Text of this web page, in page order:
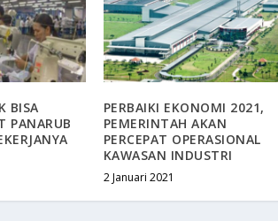
BISA
PANARUB
PERBAIKI EKONOMI 2021,
PEMERINTAH AKAN
PERCEPAT OPERASIONAL
KAWASAN INDUSTRI
2 Januari 2021